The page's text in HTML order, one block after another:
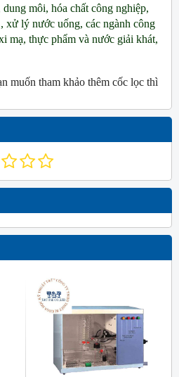
môi, hóa chất công nghiệp,
xử lý nước uống, các ngành công
mạ, thực phẩm và nước giải khát,
muốn tham khảo thêm cốc lọc thì